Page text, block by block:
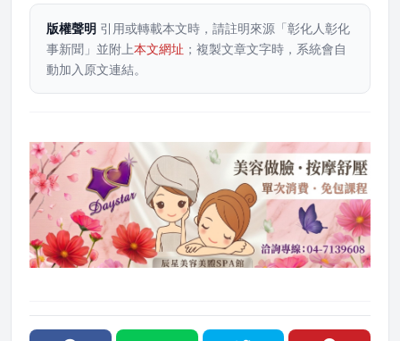
版權聲明 引用或轉載本文時，請註明來源「彰化人彰化
事新聞」並附上本文網址 ；複製文章文字時，系統會自
動加入原文連結。